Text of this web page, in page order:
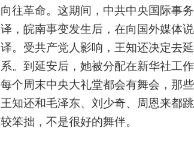
向往革命。这期间，中共中央国际事
译，皖南事变发生后，在向国外媒体
译。受共产党人影响，王知还决定去
系。到延安后，她被分配在新华社工
每个周末中央大礼堂都会有舞会，那
王知还和毛泽东、刘少奇、周恩来都
较笨拙，不是很好的舞伴。